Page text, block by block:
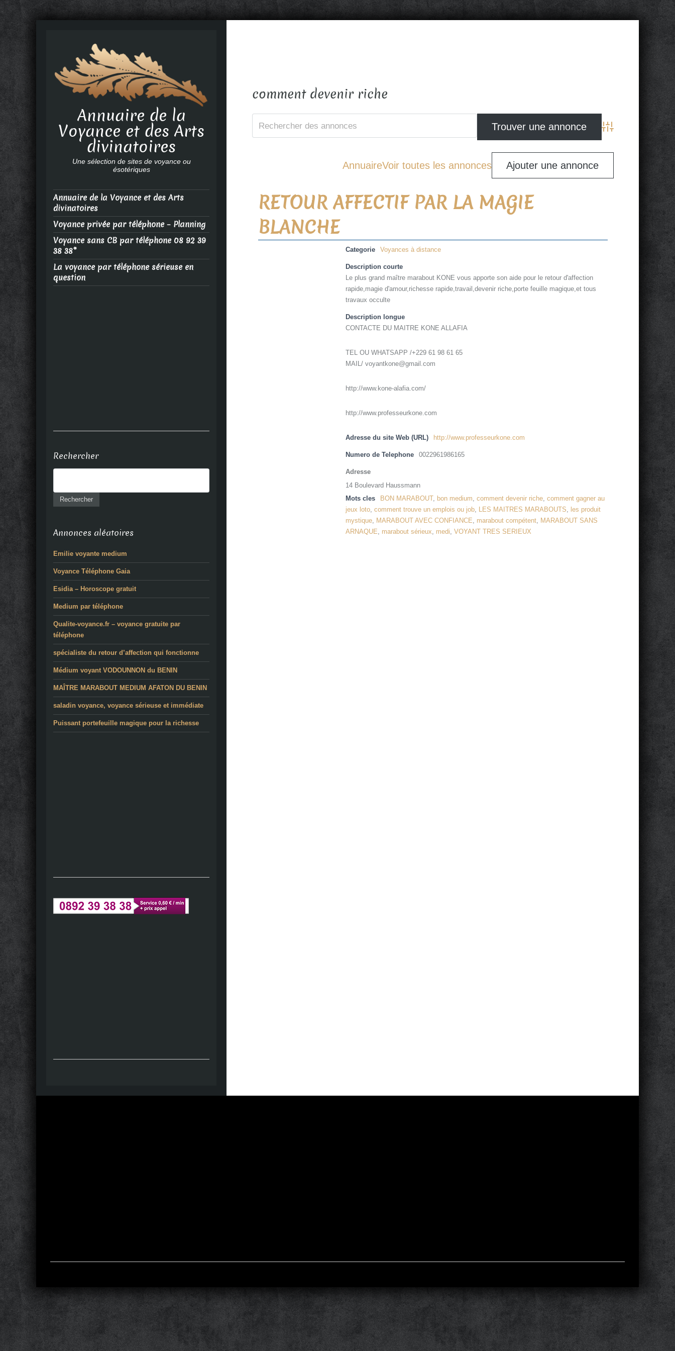
comment devenir riche
Advanced Search
AnnuaireVoir toutes les annonces Ajouter une annonce
RETOUR AFFECTIF PAR LA MAGIE
BLANCHE
Categorie Voyances à distance
Description courte
Le plus grand maître marabout KONE vous apporte son aide pour le retour d'affection
rapide,magie d'amour,richesse rapide,travail,devenir riche,porte feuille magique,et tous
travaux occulte
Description longue
CONTACTE DU MAITRE KONE ALLAFIA
TEL OU WHATSAPP /+229 61 98 61 65
MAIL/ voyantkone@gmail.com
http://www.kone-alafia.com/
http://www.professeurkone.com
Adresse du site Web (URL) http://www.professeurkone.com
Numero de Telephone 0022961986165
Adresse
14 Boulevard Haussmann
Mots cles
BON MARABOUT, bon medium,comment devenir riche,comment gagner au
jeux loto,comment trouve un emplois ou job, LES MAITRES MARABOUTS, les produit
mystique, MARABOUT AVEC CONFIANCE, marabout compétent, MARABOUT SANS
ARNAQUE, marabout sérieux, medi,VOYANT TRES SERIEUX
Annuaire de la
Voyance et des Arts
divinatoires
Une sélection de sites de voyance ou
ésotériques
Annuaire de la Voyance et des Arts
divinatoires
Voyance privée par téléphone – Planning
Voyance sans CB par téléphone 08 92 39
38 38*
La voyance par téléphone sérieuse en
question
Rechercher
Annonces aléatoires
Emilie voyante medium
Voyance Téléphone Gaia
Esidia – Horoscope gratuit
Medium par téléphone
Qualite-voyance.fr – voyance gratuite par
téléphone
spécialiste du retour d’affection qui fonctionne
Médium voyant VODOUNNON du BENIN
MAÎTRE MARABOUT MEDIUM AFATON DU BENIN
saladin voyance, voyance sérieuse et immédiate
Puissant portefeuille magique pour la richesse